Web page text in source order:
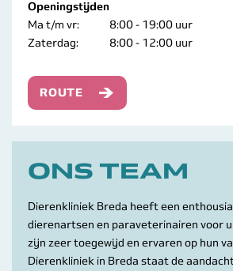
ROUTE
Openingstijden
Ma t/m vr:
8:00 - 19:00 uur
Zaterdag:
8:00 - 12:00 uur
ONS TEAM
Dierenkliniek Breda heeft een
dierenartsen en paraveterinairen voor
zijn zeer toegewijd en ervaren op hun
Dierenkliniek in Breda staat de